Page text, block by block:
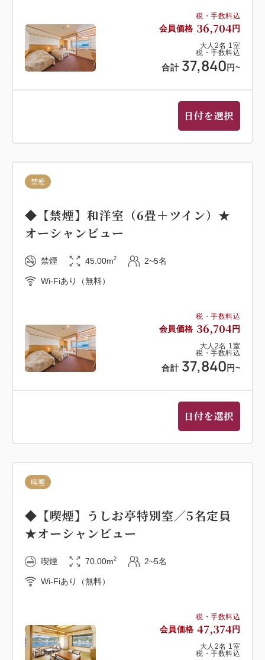
ご朝食：お付けしておりません。
展望温泉（15：00～24：00 翌5：00～9：00）
海と空につつまれる地上35メートルからの絶景をお
■入湯税のご案内■
■お子様のご案内■
子供A：小学生＜6歳以上12歳まで＞（食事あり/寝具
あり）
子供C：幼児＜1歳以上2歳まで＞（食事なし/寝具な
し）※施設使用料3,300円（消費税込）
子供D：0歳 ※無料
■JR外房線安房小湊駅～ホテル間 無料送迎につい
駅に着きましたらお電話を頂ければ3分程でお迎えに
電話:04-7095-3111
税・手数料込
会員価格 36,704 円
大人 2名 1室
税・手数料込
合計 37,840 円~
日付を選択
税・手数料込
会員価格 36,704 円
大人 2名 1室
税・手数料込
合計 37,840 円~
禁煙
◆【禁煙】和洋室（6畳＋ツイン）★
オーシャンビュー
禁煙 45.00m2 2~5名
Wi-Fiあり（無料）
日付を選択
税・手数料込
会員価格 47,374 円
大人 2名 1室
税・手数料込
喫煙
◆【喫煙】うしお亭特別室／5名定員
★オーシャンビュー
喫煙 70.00m2 2~5名
Wi-Fiあり（無料）